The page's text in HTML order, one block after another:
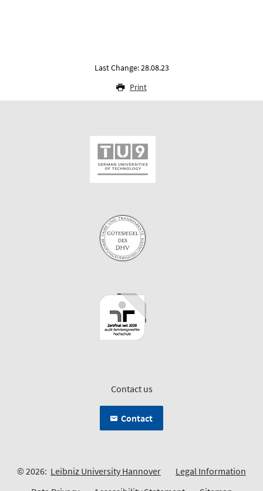
Last Change: 28.08.23
Print
Contact us
Contact
© 2026: Leibniz University Hannover
Legal Information